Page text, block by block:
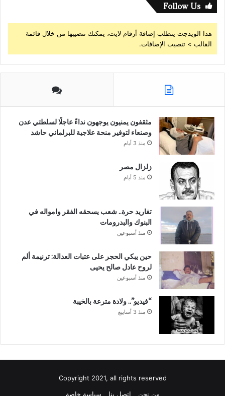
Follow Us
هذا الويدجت يتطلب إضافة أرقام لايت، يمكنك تنصيبها من خلال قائمة
القالب > تنصيب الإضافات.
مثقفون يمنيون يوجهون نداءً عاجلًا لسلطتي عدن
وصنعاء لتوفير منحة علاجية للبرلماني حاشد
منذ 3 أيام
زلزال مصر
منذ 5 أيام
تغاريد حرة.. شعب يسحقه الفقر وامواله في
البنوك والبدرومات
منذ أسبوعين
حين يبكي الحجر على عتبات العدالة: ترنيمة ألم
لروح عادل صالح يحيى
منذ أسبوعين
“فيديو”.. ولادة مترعة بالخيبة
منذ 3 أسابيع
Copyright 2021, all rights reserved
من نحن
اتصل بنا سياسة خاصة